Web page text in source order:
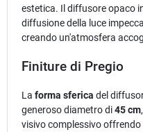
estetica. Il diffusore opaco
diffusione della luce
creando un'atmosfera
Finiture di Pregio
La forma sferica del
generoso diametro di45 cm
visivo complessivo